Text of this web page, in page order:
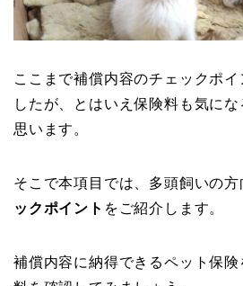
ここまで補償内容のチェックポイ
したが、とはいえ保険料も気に
思います。
そこで本項目では、多頭飼いの方
ックポイント をご紹介します。
補償内容に納得できるペット保